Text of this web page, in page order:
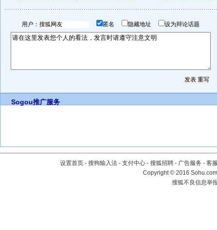
用户： 匿名 隐藏地址 设为辩论话题
Sogou推广服务
设置首页 - 搜狗输入法 - 支付中心 - 搜狐招聘 - 广告服务 - 客
Copyright©2016
搜狐不良信息举